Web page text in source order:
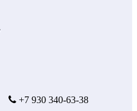
+7 930 340-63-38